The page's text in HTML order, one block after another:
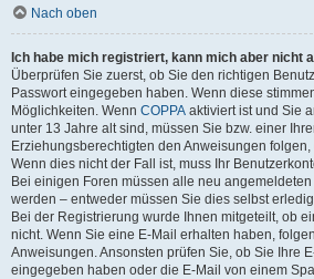
Nach oben
Ich habe mich registriert, kann mich aber nicht
Überprüfen Sie zuerst, ob Sie den richtigen
Passwort eingegeben haben. Wenn diese
Möglichkeiten. Wenn COPPA aktiviert ist und Sie
unter 13 Jahre alt sind, müssen Sie bzw. einer
Erziehungsberechtigten den Anweisungen
Wenn dies nicht der Fall ist, muss Ihr
Bei einigen Foren müssen alle neu
werden – entweder müssen Sie dies selbst
Bei der Registrierung wurde Ihnen mitgeteilt, ob
nicht. Wenn Sie eine E-Mail erhalten haben,
Anweisungen. Ansonsten prüfen Sie, ob Sie Ihre
eingegeben haben oder die E-Mail von einem